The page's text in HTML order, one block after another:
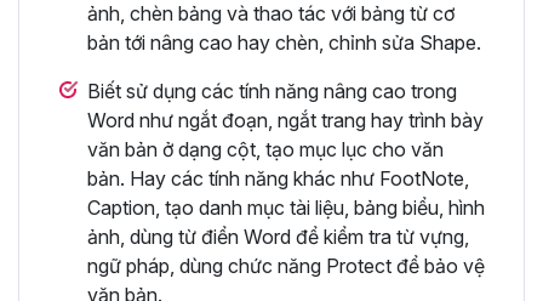
ảnh, chèn bảng và thao tác với bảng từ cơ
bản tới nâng cao hay chèn, chỉnh sửa Shape.
Biết sử dụng các tính năng nâng cao trong
Word như ngắt đoạn, ngắt trang hay trình bày
văn bản ở dạng cột, tạo mục lục cho văn
bản. Hay các tính năng khác như FootNote,
Caption, tạo danh mục tài liệu, bảng biểu, hình
ảnh, dùng từ điển Word để kiểm tra từ vựng,
ngữ pháp, dùng chức năng Protect để bảo vệ
văn bản.